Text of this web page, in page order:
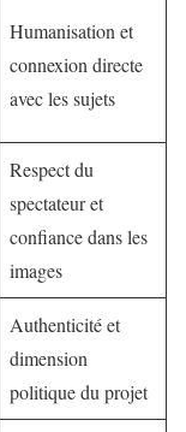
Humanisation et
connexion directe
avec les sujets
Respect du
spectateur et
confiance dans les
images
Authenticité et
dimension
politique du projet